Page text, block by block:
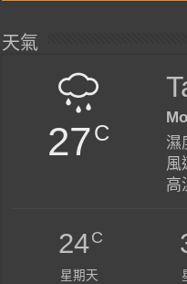
天氣
27C
濕
風
高
24C
星期天